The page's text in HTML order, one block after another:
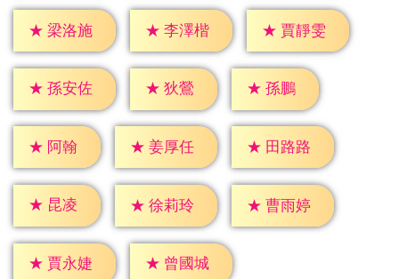
★ 梁洛施 ★ 李澤楷 ★ 賈靜雯
★ 孫安佐 ★ 狄鶯 ★ 孫鵬
★ 阿翰 ★ 姜厚任 ★ 田路路
★ 昆凌 ★ 徐莉玲 ★ 曹雨婷
★ 賈永婕 ★ 曾國城